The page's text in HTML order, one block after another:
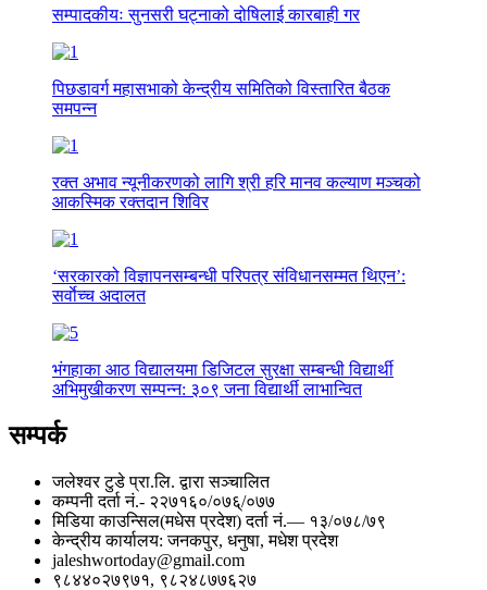
सम्पादकीयः सुनसरी घट्नाको दोषिलाई कारबाही गर
पिछडावर्ग महासभाको केन्द्रीय समितिको विस्तारित बैठक
समपन्न
रक्त अभाव न्यूनीकरणको लागि श्री हरि मानव कल्याण मञ्चको
आकस्मिक रक्तदान शिविर
‘सरकारको विज्ञापनसम्बन्धी परिपत्र संविधानसम्मत थिएन’:
सर्वाेच्च अदालत
भंगहाका आठ विद्यालयमा डिजिटल सुरक्षा सम्बन्धी विद्यार्थी
अभिमुखीकरण सम्पन्न: ३०९ जना विद्यार्थी लाभान्वित
सम्पर्क
जलेश्वर टुडे प्रा.लि. द्वारा सञ्चालित
कम्पनी दर्ता नं.- २२७१६०/०७६्/०७७
मिडिया काउन्सिल(मधेस प्रदेश) दर्ता नं.— १३/०७८/७९
केन्द्रीय कार्यालय: जनकपुर, धनुषा, मधेश प्रदेश
jaleshwortoday@gmail.com
९८४४०२७९७१, ९८२४८७७६२७